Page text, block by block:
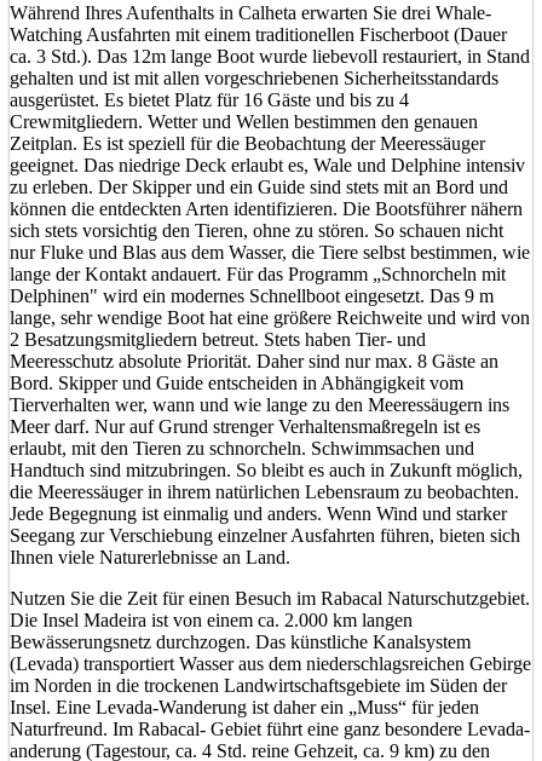
Während Ihres Aufenthalts in Calheta erwarten Sie drei Whale-
Watching Ausfahrten mit einem traditionellen Fischerboot (Dauer
ca. 3 Std.). Das 12m lange Boot wurde liebevoll restauriert, in Stand
gehalten und ist mit allen vorgeschriebenen Sicherheitsstandards
ausgerüstet. Es bietet Platz für 16 Gäste und bis zu 4
Crewmitgliedern. Wetter und Wellen bestimmen den genauen
Zeitplan. Es ist speziell für die Beobachtung der Meeressäuger
geeignet. Das niedrige Deck erlaubt es, Wale und Delphine intensiv
zu erleben. Der Skipper und ein Guide sind stets mit an Bord und
können die entdeckten Arten identifizieren. Die Bootsführer nähern
sich stets vorsichtig den Tieren, ohne zu stören. So schauen nicht
nur Fluke und Blas aus dem Wasser, die Tiere selbst bestimmen, wie
lange der Kontakt andauert. Für das Programm „Schnorcheln mit
Delphinen" wird ein modernes Schnellboot eingesetzt. Das 9 m
lange, sehr wendige Boot hat eine größere Reichweite und wird von
2 Besatzungsmitgliedern betreut. Stets haben Tier- und
Meeresschutz absolute Priorität. Daher sind nur max. 8 Gäste an
Bord. Skipper und Guide entscheiden in Abhängigkeit vom
Tierverhalten wer, wann und wie lange zu den Meeressäugern ins
Meer darf. Nur auf Grund strenger Verhaltensmaßregeln ist es
erlaubt, mit den Tieren zu schnorcheln. Schwimmsachen und
Handtuch sind mitzubringen. So bleibt es auch in Zukunft möglich,
die Meeressäuger in ihrem natürlichen Lebensraum zu beobachten.
Jede Begegnung ist einmalig und anders. Wenn Wind und starker
Seegang zur Verschiebung einzelner Ausfahrten führen, bieten sich
Ihnen viele Naturerlebnisse an Land.
Nutzen Sie die Zeit für einen Besuch im Rabacal Naturschutzgebiet.
Die Insel Madeira ist von einem ca. 2.000 km langen
Bewässerungsnetz durchzogen. Das künstliche Kanalsystem
(Levada) transportiert Wasser aus dem niederschlagsreichen Gebirge
im Norden in die trockenen Landwirtschaftsgebiete im Süden der
Insel. Eine Levada-Wanderung ist daher ein „Muss“ für jeden
Naturfreund. Im Rabacal- Gebiet führt eine ganz besondere Levada-
anderung (Tagestour, ca. 4 Std. reine Gehzeit, ca. 9 km) zu den